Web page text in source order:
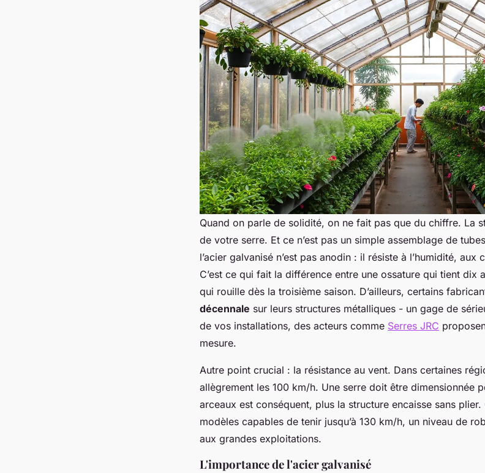
Quand on parle de solidité, on ne fait pas que du chiffre. La
de votre serre. Et ce n’est pas un simple assemblage de
l’acier galvanisé n’est pas anodin : il résiste à l’humidité,
C’est ce qui fait la différence entre une ossature qui tient dix
qui rouille dès la troisième saison. D’ailleurs, certains
décennale sur leurs structures métalliques - un gage de
de vos installations, des acteurs comme Serres JRC
mesure.
Autre point crucial : la résistance au vent. Dans certaines
allègrement les 100 km/h. Une serre doit être dimensionnée
arceaux est conséquent, plus la structure encaisse sans plier.
modèles capables de tenir jusqu’à 130 km/h, un niveau de
aux grandes exploitations.
L'importance de l'acier galvanisé